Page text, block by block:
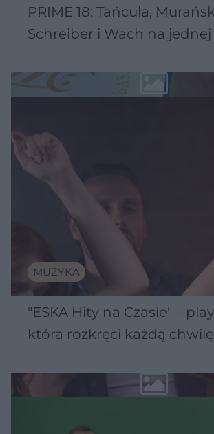
PRIME 18: Tańcula,
Schreiber i Wach na jednej
MUZYKA
"ESKA Hity na Czasie" –
która rozkręci każdą chwilę